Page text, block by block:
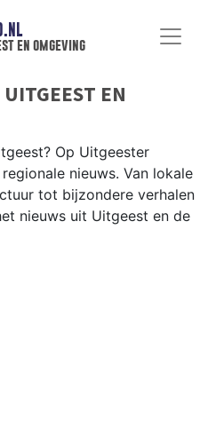
en omgeving
EN
Op Uitgeester
nieuws. Van lokale
tot bijzondere verhalen
nieuws uit Uitgeest en de